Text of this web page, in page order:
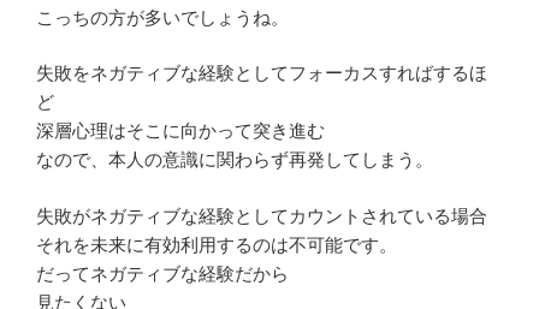
こっちの方が多いでしょうね。
失敗をネガティブな経験としてフォーカスすればするほ
ど
深層心理はそこに向かって突き進む
なので、本人の意識に関わらず再発してしまう。
失敗がネガティブな経験としてカウントされている場合
それを未来に有効利用するのは不可能です。
だってネガティブな経験だから
見たくない